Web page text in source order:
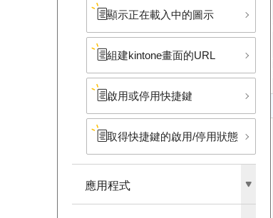
顯示正在載入中的圖示
組建kintone畫面的URL
啟用或停用快捷鍵
取得快捷鍵的啟用/停用狀態
應用程式